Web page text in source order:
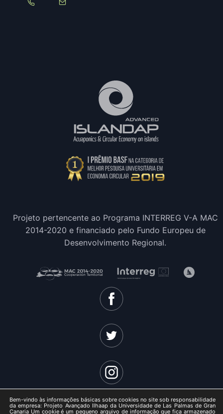
Projeto pertencente ao Programa INTERREG V-A MAC
2014-2020 e financiado pelo Fundo Europeu de
Desenvolvimento Regional.
Bem-vindo às informações básicas sobre cookies no site sob responsabilidade
da empresa: Projeto Avançado Ilhaap da Universidade de Las Palmas de Gran
Canaria Um cookie é um pequeno arquivo de informação que fica armazenado